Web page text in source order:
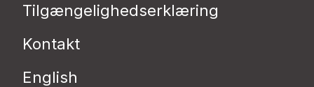
Tilgængelighedserklæring
Kontakt
English